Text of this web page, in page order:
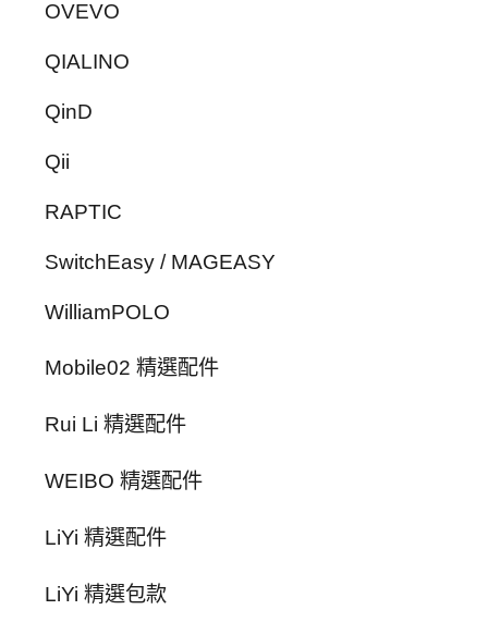
OVEVO
QIALINO
QinD
Qii
RAPTIC
SwitchEasy / MAGEASY
WilliamPOLO
Mobile02 精選配件
Rui Li 精選配件
WEIBO 精選配件
LiYi 精選配件
LiYi 精選包款